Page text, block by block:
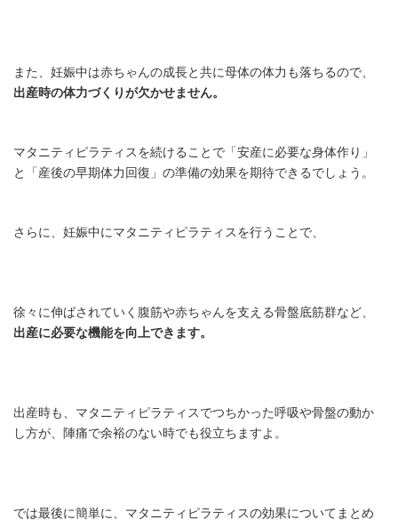
また、妊娠中は赤ちゃんの成長と共に母体の体力も落ちるので、
出産時の体力づくりが欠かせません。
マタニティピラティスを続けることで「安産に必要な身体作り」
と「産後の早期体力回復」の準備の効果を期待できるでしょう。
さらに、妊娠中にマタニティピラティスを行うことで、
徐々に伸ばされていく腹筋や赤ちゃんを支える骨盤底筋群など、
出産に必要な機能を向上できます。
出産時も、マタニティピラティスでつちかった呼吸や骨盤の動か
し方が、陣痛で余裕のない時でも役立ちますよ。
では最後に簡単に、マタニティピラティスの効果についてまとめ